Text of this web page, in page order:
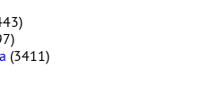
(3411)